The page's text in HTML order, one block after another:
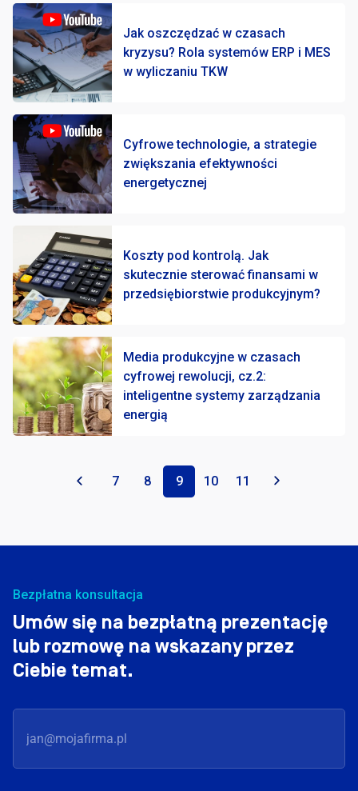
Jak oszczędzać w czasach
kryzysu? Rola systemów ERP i MES
w wyliczaniu TKW
Cyfrowe technologie, a strategie
zwiększania efektywności
energetycznej
Koszty pod kontrolą. Jak
skutecznie sterować finansami w
przedsiębiorstwie produkcyjnym?
Media produkcyjne w czasach
cyfrowej rewolucji, cz.2:
inteligentne systemy zarządzania
energią
« 7 8 9 10 11 »
Bezpłatna konsultacja
Umów się na bezpłatną prezentację
lub rozmowę na wskazany przez
Ciebie temat.